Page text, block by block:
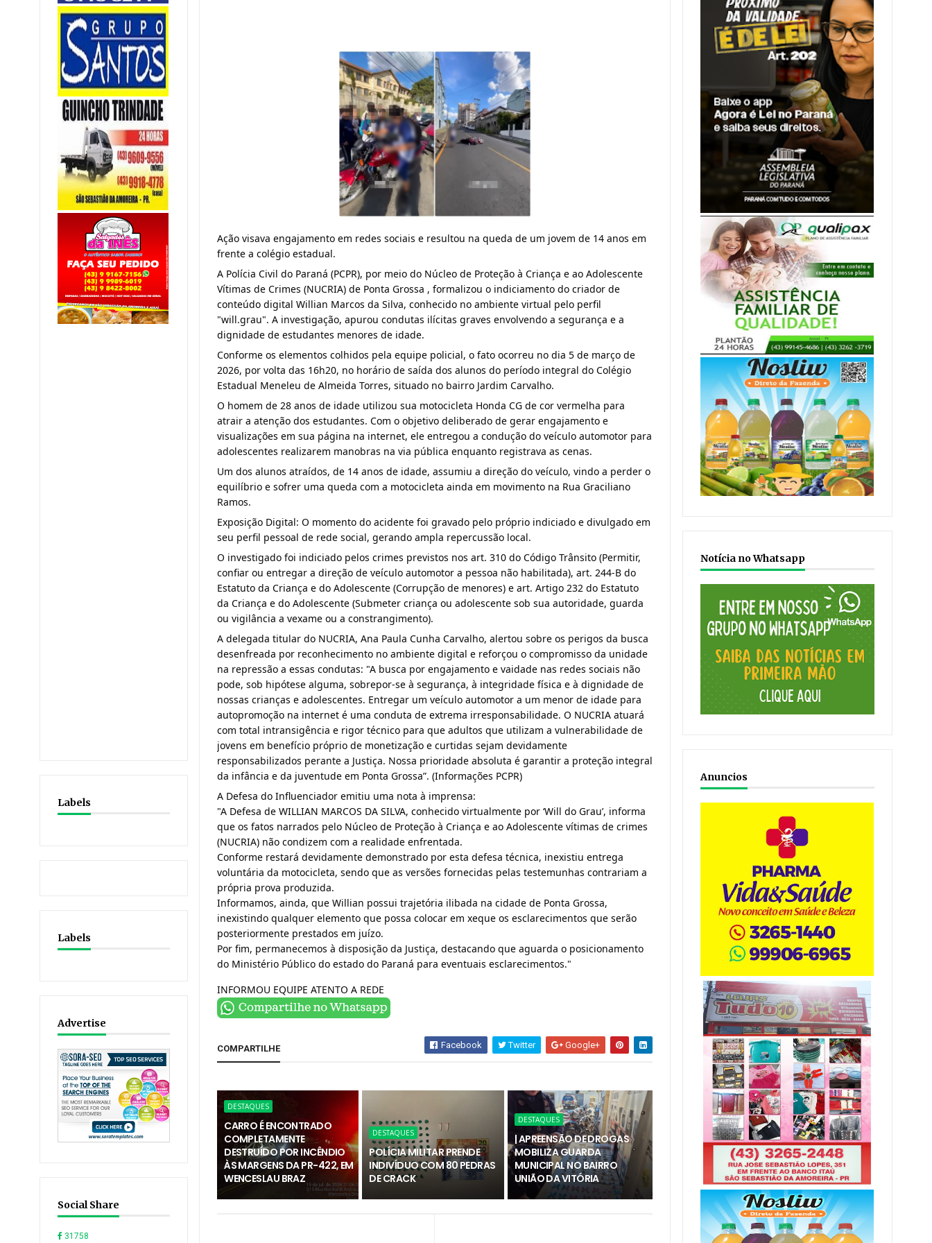
Labels
Labels
Advertise
Social Share
31758
Ação visava engajamento em redes sociais e resultou na queda de um jovem de 14 anos em
frente a colégio estadual.
A Polícia Civil do Paraná (PCPR), por meio do Núcleo de Proteção à Criança e ao Adolescente
Vítimas de Crimes (NUCRIA) de Ponta Grossa , formalizou o indiciamento do criador de
conteúdo digital Willian Marcos da Silva, conhecido no ambiente virtual pelo perfil
"will.grau". A investigação, apurou condutas ilícitas graves envolvendo a segurança e a
dignidade de estudantes menores de idade.
Conforme os elementos colhidos pela equipe policial, o fato ocorreu no dia 5 de março de
2026, por volta das 16h20, no horário de saída dos alunos do período integral do Colégio
Estadual Meneleu de Almeida Torres, situado no bairro Jardim Carvalho.
O homem de 28 anos de idade utilizou sua motocicleta Honda CG de cor vermelha para
atrair a atenção dos estudantes. Com o objetivo deliberado de gerar engajamento e
visualizações em sua página na internet, ele entregou a condução do veículo automotor para
adolescentes realizarem manobras na via pública enquanto registrava as cenas.
Um dos alunos atraídos, de 14 anos de idade, assumiu a direção do veículo, vindo a perder o
equilíbrio e sofrer uma queda com a motocicleta ainda em movimento na Rua Graciliano
Ramos.
Exposição Digital: O momento do acidente foi gravado pelo próprio indiciado e divulgado em
seu perfil pessoal de rede social, gerando ampla repercussão local.
O investigado foi indiciado pelos crimes previstos nos art. 310 do Código Trânsito (Permitir,
confiar ou entregar a direção de veículo automotor a pessoa não habilitada), art. 244-B do
Estatuto da Criança e do Adolescente (Corrupção de menores) e art. Artigo 232 do Estatuto
da Criança e do Adolescente (Submeter criança ou adolescente sob sua autoridade, guarda
ou vigilância a vexame ou a constrangimento).
A delegada titular do NUCRIA, Ana Paula Cunha Carvalho, alertou sobre os perigos da busca
desenfreada por reconhecimento no ambiente digital e reforçou o compromisso da unidade
na repressão a essas condutas: "A busca por engajamento e vaidade nas redes sociais não
pode, sob hipótese alguma, sobrepor-se à segurança, à integridade física e à dignidade de
nossas crianças e adolescentes. Entregar um veículo automotor a um menor de idade para
autopromoção na internet é uma conduta de extrema irresponsabilidade. O NUCRIA atuará
com total intransigência e rigor técnico para que adultos que utilizam a vulnerabilidade de
jovens em benefício próprio de monetização e curtidas sejam devidamente
responsabilizados perante a Justiça. Nossa prioridade absoluta é garantir a proteção integral
da infância e da juventude em Ponta Grossa”. (Informações PCPR)
A Defesa do Influenciador emitiu uma nota à imprensa:
"A Defesa de WILLIAN MARCOS DA SILVA, conhecido virtualmente por ‘Will do Grau’, informa
que os fatos narrados pelo Núcleo de Proteção à Criança e ao Adolescente vítimas de crimes
(NUCRIA) não condizem com a realidade enfrentada.
Conforme restará devidamente demonstrado por esta defesa técnica, inexistiu entrega
voluntária da motocicleta, sendo que as versões fornecidas pelas testemunhas contrariam a
própria prova produzida.
Informamos, ainda, que Willian possui trajetória ilibada na cidade de Ponta Grossa,
inexistindo qualquer elemento que possa colocar em xeque os esclarecimentos que serão
posteriormente prestados em juízo.
Por fim, permanecemos à disposição da Justiça, destacando que aguarda o posicionamento
do Ministério Público do estado do Paraná para eventuais esclarecimentos."
INFORMOU EQUIPE ATENTO A REDE
COMPARTILHE Facebook Twitter Google+
DESTAQUES
CARRO É ENCONTRADO
COMPLETAMENTE
DESTRUÍDO POR INCÊNDIO
ÀS MARGENS DA PR-422, EM
WENCESLAU BRAZ
DESTAQUES
POLÍCIA MILITAR PRENDE
INDIVÍDUO COM 80 PEDRAS
DE CRACK
DESTAQUES
| APREENSÃO DE DROGAS
MOBILIZA GUARDA
MUNICIPAL NO BAIRRO
UNIÃO DA VITÓRIA
Notícia no Whatsapp
Anuncios